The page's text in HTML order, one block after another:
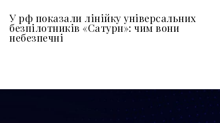
У рф показали лінійку універсальних
безпілотників «Сатурн»: чим вони
небезпечні